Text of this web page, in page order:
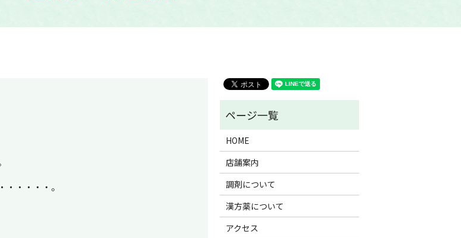
・・・・。
HOME
店舗案内
調剤について
漢方薬について
アクセス